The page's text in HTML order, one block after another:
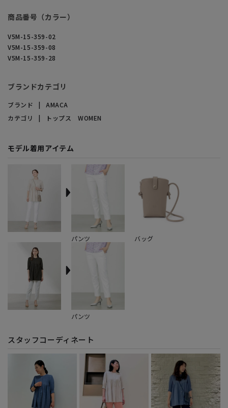
商品番号（カラー）
V5M-15-359-02
V5M-15-359-08
V5M-15-359-28
ブランドカテゴリ
ブランド
AMACA
カテゴリ
トップス WOMEN
モデル着用アイテム
パンツ バッグ
パンツ
スタッフコーディネート